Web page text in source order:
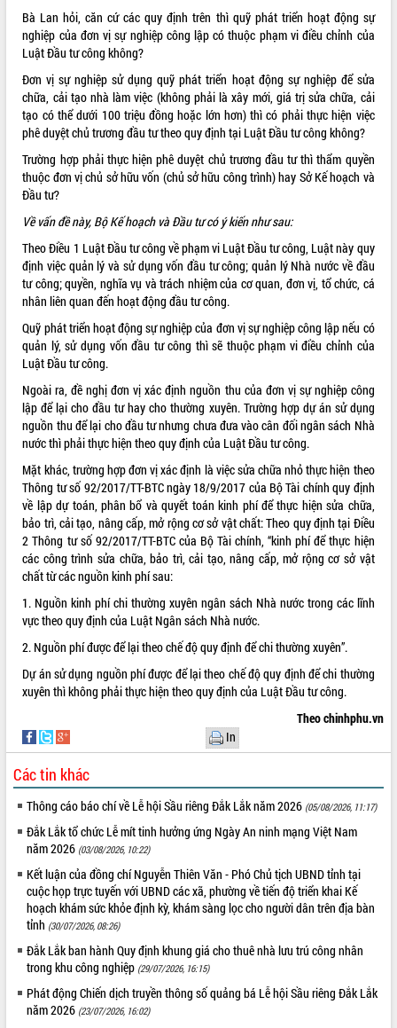
Bà Lan hỏi, căn cứ các quy định trên thì quỹ phát triển hoạt động sự
nghiệp của đơn vị sự nghiệp công lập có thuộc phạm vi điều chỉnh của
Luật Đầu tư công không?
Đơn vị sự nghiệp sử dụng quỹ phát triển hoạt động sự nghiệp để sửa
chữa, cải tạo nhà làm việc (không phải là xây mới, giá trị sửa chữa, cải
tạo có thể dưới 100 triệu đồng hoặc lớn hơn) thì có phải thực hiện việc
phê duyệt chủ trương đầu tư theo quy định tại Luật Đầu tư công không?
Trường hợp phải thực hiện phê duyệt chủ trương đầu tư thì thẩm quyền
thuộc đơn vị chủ sở hữu vốn (chủ sở hữu công trình) hay Sở Kế hoạch và
Đầu tư?
Về vấn đề này, Bộ Kế hoạch và Đầu tư có ý kiến như sau:
Theo Điều 1 Luật Đầu tư công về phạm vi Luật Đầu tư công, Luật này quy
định việc quản lý và sử dụng vốn đầu tư công; quản lý Nhà nước về đầu
tư công; quyền, nghĩa vụ và trách nhiệm của cơ quan, đơn vị, tổ chức, cá
nhân liên quan đến hoạt động đầu tư công.
Quỹ phát triển hoạt động sự nghiệp của đơn vị sự nghiệp công lập nếu có
quản lý, sử dụng vốn đầu tư công thì sẽ thuộc phạm vi điều chỉnh của
Luật Đầu tư công.
Ngoài ra, đề nghị đơn vị xác định nguồn thu của đơn vị sự nghiệp công
lập để lại cho đầu tư hay cho thường xuyên. Trường hợp dự án sử dụng
nguồn thu để lại cho đầu tư nhưng chưa đưa vào cân đối ngân sách Nhà
nước thì phải thực hiện theo quy định của Luật Đầu tư công.
Mặt khác, trường hợp đơn vị xác định là việc sửa chữa nhỏ thực hiện theo
Thông tư số92/2017/TT-BTCngày 18/9/2017 của Bộ Tài chính quy định
về lập dự toán, phân bổ và quyết toán kinh phí để thực hiện sửa chữa,
bảo trì, cải tạo, nâng cấp, mở rộng cơ sở vật chất: Theo quy định tại Điều
2 Thông tư số 92/2017/TT-BTC của Bộ Tài chính, “kinh phí để thực hiện
các công trình sửa chữa, bảo trì, cải tạo, nâng cấp, mở rộng cơ sở vật
chất từ các nguồn kinh phí sau:
1. Nguồn kinh phí chi thường xuyên ngân sách Nhà nước trong các lĩnh
vực theo quy định của Luật Ngân sách Nhà nước.
2. Nguồn phí được để lại theo chế độ quy định để chi thường xuyên”.
Dự án sử dụng nguồn phí được để lại theo chế độ quy định để chi thường
xuyên thì không phải thực hiện theo quy định của Luật Đầu tư công.
Theo chinhphu.vn
In
Các tin khác
Thông cáo báo chí về Lễ hội Sầu riêng Đắk Lắk năm 2026 (05/08/2026, 11:17)
Đắk Lắk tổ chức Lễ mít tinh hưởng ứng Ngày An ninh mạng Việt Nam
năm 2026 (03/08/2026, 10:22)
Kết luận của đồng chí Nguyễn Thiên Văn - Phó Chủ tịch UBND tỉnh tại
cuộc họp trực tuyến với UBND các xã, phường về tiến độ triển khai Kế
hoạch khám sức khỏe định kỳ, khám sàng lọc cho người dân trên địa bàn
tỉnh (30/07/2026, 08:26)
Đắk Lắk ban hành Quy định khung giá cho thuê nhà lưu trú công nhân
trong khu công nghiệp (29/07/2026, 16:15)
Phát động Chiến dịch truyền thông số quảng bá Lễ hội Sầu riêng Đắk Lắk
năm 2026 (23/07/2026, 16:02)